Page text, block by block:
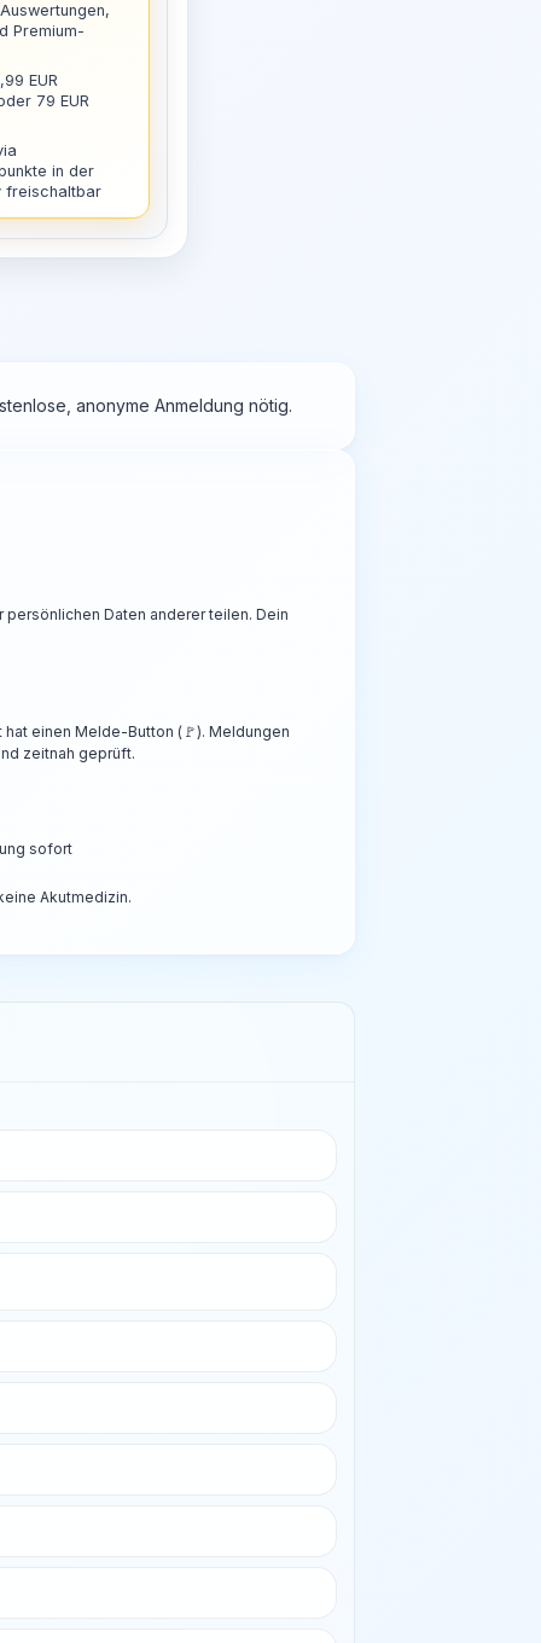
Premium-
EUR
79 EUR
in der
freischaltbar
anonyme Anmeldung nötig.
Daten anderer teilen. Dein
einen Melde-Button (🚩). Meldungen
zeitnah geprüft.
sofort
Akutmedizin.